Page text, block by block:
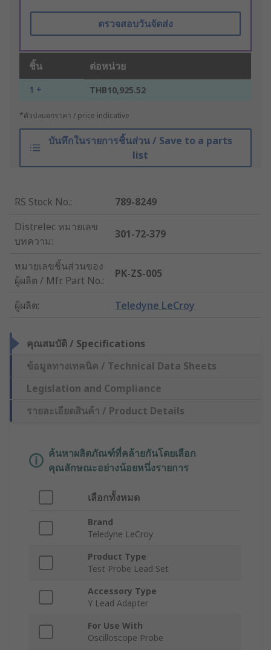
ตรวจสอบวันจัดส่ง
ชิ้น ต่อหน่วย
1 + THB10,925.52
*ตัวบ่งบอกราคา / price indicative
บันทึกในรายการชิ้นส่วน / Save to a parts
list
RS Stock No.:
789-8249
Distrelec หมายเลข
บทความ:
301-72-379
หมายเลขชิ้นส่วนของ
ผู้ผลิต / Mfr. Part No.:
PK-ZS-005
ผู้ผลิต: Teledyne LeCroy
คุณสมบัติ / Specifications
ข้อมูลทางเทคนิค / Technical Data Sheets
Legislation and Compliance
รายละเอียดสินค้า / Product Details
ค้นหาผลิตภัณฑ์ที่คล้ายกันโดยเลือก
คุณลักษณะอย่างน้อยหนึ่งรายการ
เลือกทั้งหมด
Brand
Teledyne LeCroy
Product Type
Test Probe Lead Set
Accessory Type
Y Lead Adapter
For Use With
Oscilloscope Probe